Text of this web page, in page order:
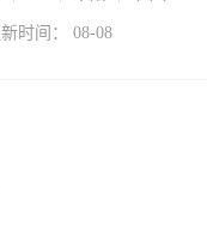
新时间： 08-08